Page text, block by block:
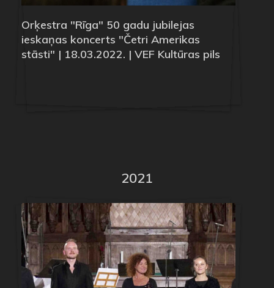
Orķestra "Rīga" 50 gadu jubilejas
ieskaņas koncerts "Četri Amerikas
stāsti" | 18.03.2022. | VEF Kultūras pils
2021